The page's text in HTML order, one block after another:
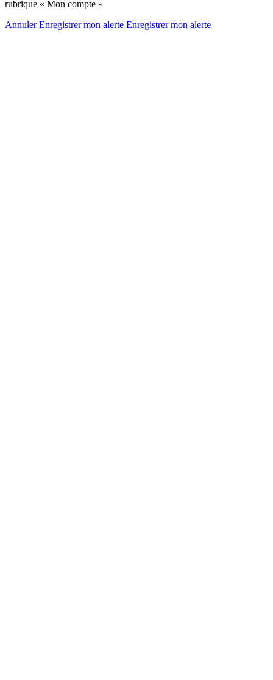
rubrique « Mon compte »
AnnulerEnregistrer mon alerte Enregistrermon alerte